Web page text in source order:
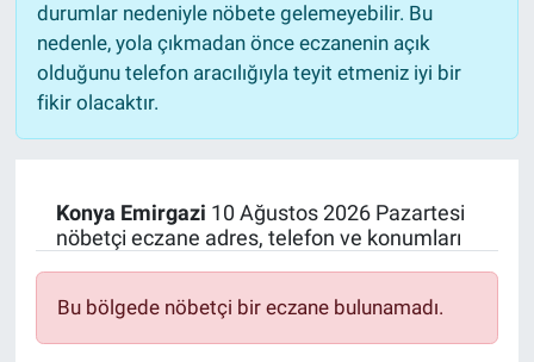
durumlar nedeniyle nöbete gelemeyebilir. Bu
nedenle, yola çıkmadan önce eczanenin açık
olduğunu telefon aracılığıyla teyit etmeniz iyi bir
fikir olacaktır.
Konya Emirgazi 10 Ağustos 2026 Pazartesi
nöbetçi eczane adres, telefon ve konumları
Bu bölgede nöbetçi bir eczane bulunamadı.
SPOR
TEKNOLOJİ